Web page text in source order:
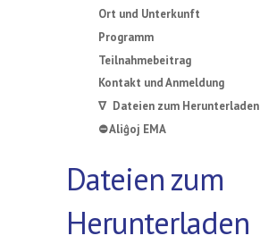
Ort und Unterkunft
Programm
Teilnahmebeitrag
Kontakt und Anmeldung
∇ Dateien zum Herunterladen
⛔ Aliĝoj EMA
Dateien zum
Herunterladen